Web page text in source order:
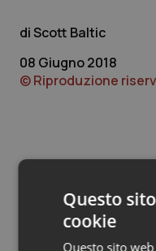
Quotidiano
Rene &
Scott Baltic
08 Giugno 2018
© Riproduzione
Potrebbe
Scienza
Questo
cookie
Questo sito